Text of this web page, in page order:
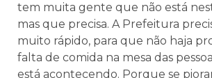
tem muita gente que não está
mas que precisa. A Prefeitura
muito rápido, para que não haja
falta de comida na mesa das
está acontecendo. Porque se